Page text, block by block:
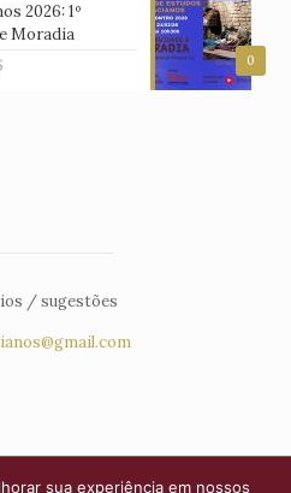
0
2026: 1º
Moradia
/ sugestões
sua experiência em nossos